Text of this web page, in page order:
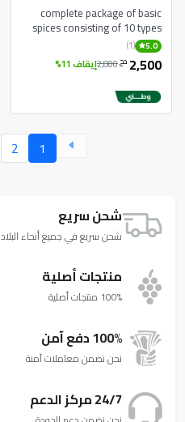
complete package of basic
spices consisting of 10 types
5.0
(1)
2,500 دج2,800إيقاف 11%
1
2
شحن سريع
شحن سريع في جميع أنحاء البلاد
منتجات أصلية
100% منتجات أصلية
100% دفع آمن
نحن نضمن معاملات آمنة
24/7 مركز الدعم